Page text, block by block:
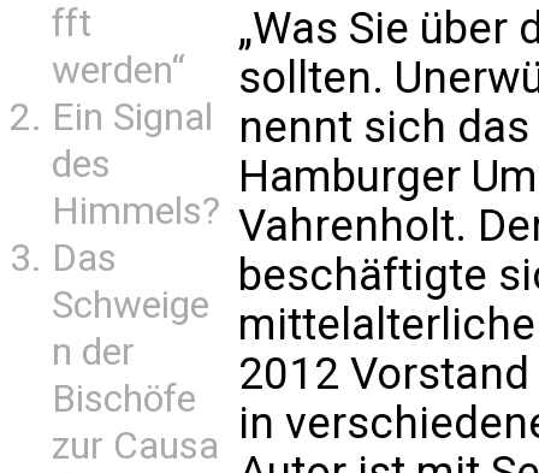
fft
werden“
Ein Signal
des
Himmels?
Das
Schweige
n der
Bischöfe
zur Causa
„Was Sie
sollten.
nennt sich
Hamburger
Vahrenholt.
beschäftigte
2012
in